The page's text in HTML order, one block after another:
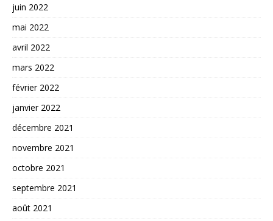
juin 2022
mai 2022
avril 2022
mars 2022
février 2022
janvier 2022
décembre 2021
novembre 2021
octobre 2021
septembre 2021
août 2021